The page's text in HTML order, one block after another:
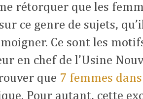
rétorquer que les
ce genre de sujets,
Ce sont les
en chef de l’Usine
que 7 femmes
Pour autant, cette